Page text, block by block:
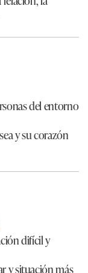
del entorno
y su corazón
difícil y
y situación más